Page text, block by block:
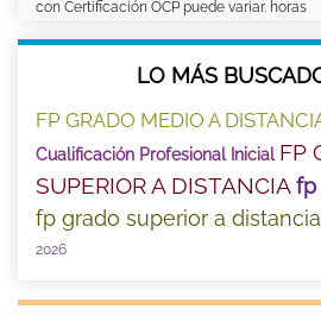
con Certificación OCP puede variar. horas
LO MÁS
FP GRADO MEDIO A
Cualificación Profesional Inicial FP
SUPERIOR A DISTANCIAfp
fp grado superior a
2026